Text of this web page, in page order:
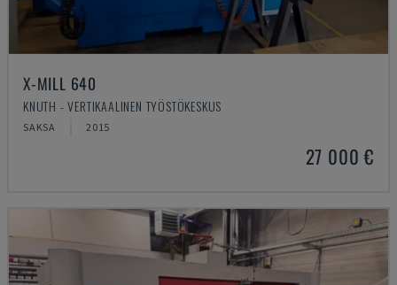
X-MILL 640
KNUTH - VERTIKAALINEN TYÖSTÖKESKUS
SAKSA 2015
27 000 €